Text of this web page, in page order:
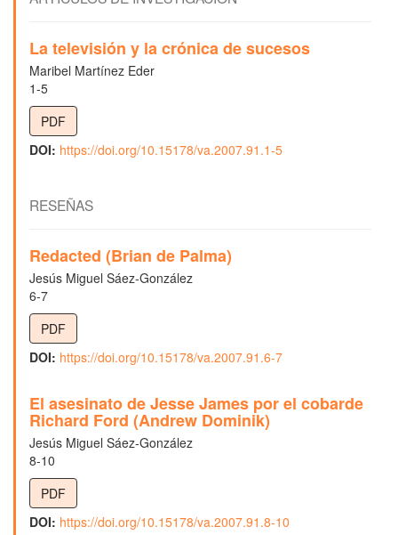
La televisión y la crónica de sucesos
Maribel Martínez Eder
1-5
PDF
DOI: https://doi.org/10.15178/va.2007.91.1-5
RESEÑAS
Redacted (Brian de Palma)
Jesús Miguel Sáez-González
6-7
PDF
DOI: https://doi.org/10.15178/va.2007.91.6-7
El asesinato de Jesse James por el cobarde
Richard Ford (Andrew Dominik)
Jesús Miguel Sáez-González
8-10
PDF
DOI: https://doi.org/10.15178/va.2007.91.8-10